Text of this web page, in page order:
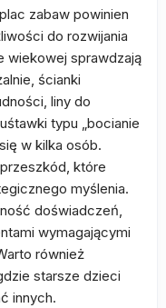
zabaw powinien
do rozwijania
wiekowej sprawdzają
ścianki
liny do
typu „bocianie
w kilka osób.
które
myślenia.
doświadczeń,
wymagającymi
również
starsze dzieci
innych.